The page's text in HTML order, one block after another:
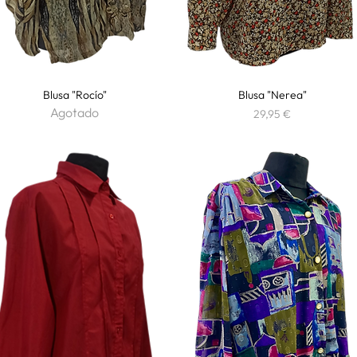
Vista rápida
Blusa "Rocío"
Agotado
Vista rápida
Blusa "Nerea"
Precio
29,95 €